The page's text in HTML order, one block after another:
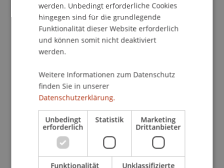
Dr. Bernd Schenk
Prof. Dr. Stefan Seidel
School/Professur:
Institut für Wirtschaftsinformatik
Aus der Weiterbildungsreihe "Digitalisierung":
Dieser 1,5 tägige Workshop geht der Frage nach,
was digitale Innovationen sind und welche
Potenziale sie für Produkte und Prozesse bieten.
Mehr Informationen zu diesem Workshop finden
www.uni.li/digitalisierung
werden. Unbedingt erforderliche Cookies
hingegen sind für die grundlegende
Funktionalität dieser Website erforderlich
und können somit nicht deaktiviert
werden.
Weitere Informationen zum Datenschutz
finden Sie in unserer
Datenschutzerklärung.
Unbedingt
erforderlich
Statistik Marketing
Drittanbieter
Funktionalität Unklassifizierte